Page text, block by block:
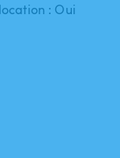
: Oui